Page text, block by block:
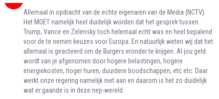
Allemaal in opdracht van de echte eigenaren van de Media (NCTV).
Het MOET namelijk heel duidelijk worden dat het gesprek tussen
Trump, Vance en Zelensky toch helemaal echt was en heel bepalend
voor de te nemen keuzes voor Europa. En natuurlijk weten wij dat het
allemaal is geacteerd om de Burgers eronder te krijgen. Al jou geld
wordt van je afgenomen door hogere belastingen, hogere
energiekosten, hoger huren, duurdere boodschappen, etc etc. Daar
werkt onze regering namelijk niet aan en daarom is het zo duidelijk
wat er gaande is in deze nep-wereld.